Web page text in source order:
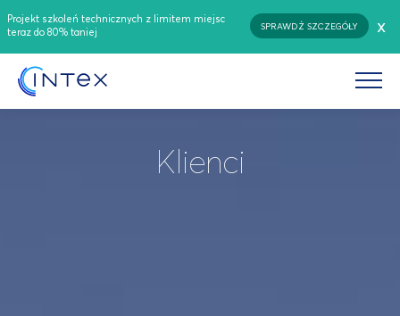
Projekt szkoleń technicznych z limitem miejsc
teraz do 80% taniej
SPRAWDŹ SZCZEGÓŁY x
Klienci